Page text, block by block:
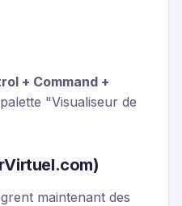
+ Command +
"Visualiseur de
maintenant des